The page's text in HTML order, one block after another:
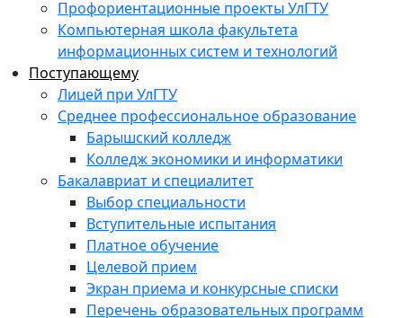
Профориентационные проекты УлГТУ
Компьютерная школа факультета
информационных систем и технологий
Поступающему
Лицей при УлГТУ
Среднее профессиональное образование
Барышский колледж
Колледж экономики и информатики
Бакалавриат и специалитет
Выбор специальности
Вступительные испытания
Платное обучение
Целевой прием
Экран приема и конкурсные списки
Перечень образовательных программ